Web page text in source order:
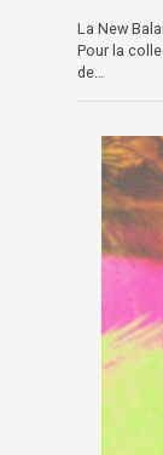
La New
Pour la
de…